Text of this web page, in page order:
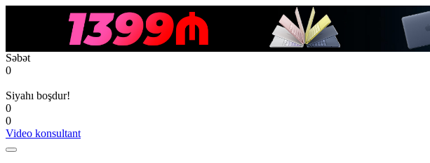
Səbət
0
Siyahı boşdur!
0
0
Video konsultant